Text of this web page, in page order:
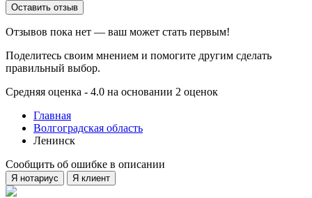
Оставить отзыв
Отзывов пока нет — ваш может стать первым!
Поделитесь своим мнением и помогите другим сделать
правильный выбор.
Средняя оценка - 4.0 на основании 2 оценок
Главная
Волгоградская область
Ленинск
Сообщить об ошибке в описании
Я нотариус Я клиент